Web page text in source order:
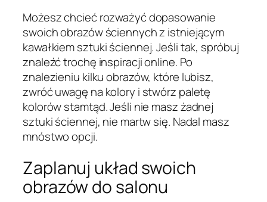
Możesz chcieć rozważyć dopasowanie
swoich obrazów ściennych z istniejącym
kawałkiem sztuki ściennej. Jeśli tak, spróbuj
znaleźć trochę inspiracji online. Po
znalezieniu kilku obrazów, które lubisz,
zwróć uwagę na kolory i stwórz paletę
kolorów stamtąd. Jeśli nie masz żadnej
sztuki ściennej, nie martw się. Nadal masz
mnóstwo opcji.
Zaplanuj układ swoich
obrazów do salonu